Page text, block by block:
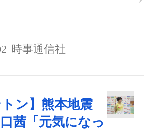
時事通信社
トン】熊本地震
茜「元気になっ